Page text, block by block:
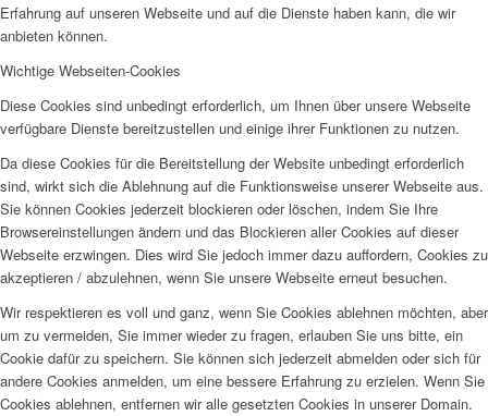
Erfahrung auf unseren Webseite und auf die Dienste haben kann, die wir
anbieten können.
Wichtige Webseiten-Cookies
Diese Cookies sind unbedingt erforderlich, um Ihnen über unsere Webseite
verfügbare Dienste bereitzustellen und einige ihrer Funktionen zu nutzen.
Da diese Cookies für die Bereitstellung der Website unbedingt erforderlich
sind, wirkt sich die Ablehnung auf die Funktionsweise unserer Webseite aus.
Sie können Cookies jederzeit blockieren oder löschen, indem Sie Ihre
Browsereinstellungen ändern und das Blockieren aller Cookies auf dieser
Webseite erzwingen. Dies wird Sie jedoch immer dazu auffordern, Cookies zu
akzeptieren / abzulehnen, wenn Sie unsere Webseite erneut besuchen.
Wir respektieren es voll und ganz, wenn Sie Cookies ablehnen möchten, aber
um zu vermeiden, Sie immer wieder zu fragen, erlauben Sie uns bitte, ein
Cookie dafür zu speichern. Sie können sich jederzeit abmelden oder sich für
andere Cookies anmelden, um eine bessere Erfahrung zu erzielen. Wenn Sie
Cookies ablehnen, entfernen wir alle gesetzten Cookies in unserer Domain.